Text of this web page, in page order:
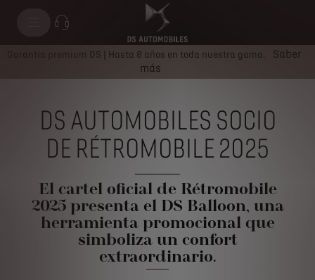
Garantía premium DS | Hasta 8 años en toda nuestra gama.
Saber
más
DS AUTOMOBILES SOCIO
DE RÉTROMOBILE 2025
El cartel oficial de Rétromobile
2025 presenta el DS Balloon, una
herramienta promocional que
simboliza un confort
extraordinario.